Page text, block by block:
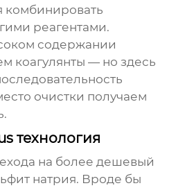
комбинировать
реагентами.
содержании
коагулянты — но здесь
очистки получаем
технология
на более дешевый
натрия. Вроде бы